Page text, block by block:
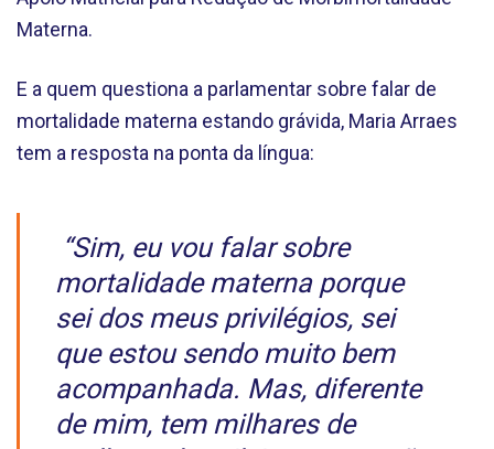
Materna.
E a quem questiona a parlamentar sobre falar de
mortalidade materna estando grávida, Maria Arraes
tem a resposta na ponta da língua:
“Sim, eu vou falar sobre
mortalidade materna porque
sei dos meus privilégios, sei
que estou sendo muito bem
acompanhada. Mas, diferente
de mim, tem milhares de